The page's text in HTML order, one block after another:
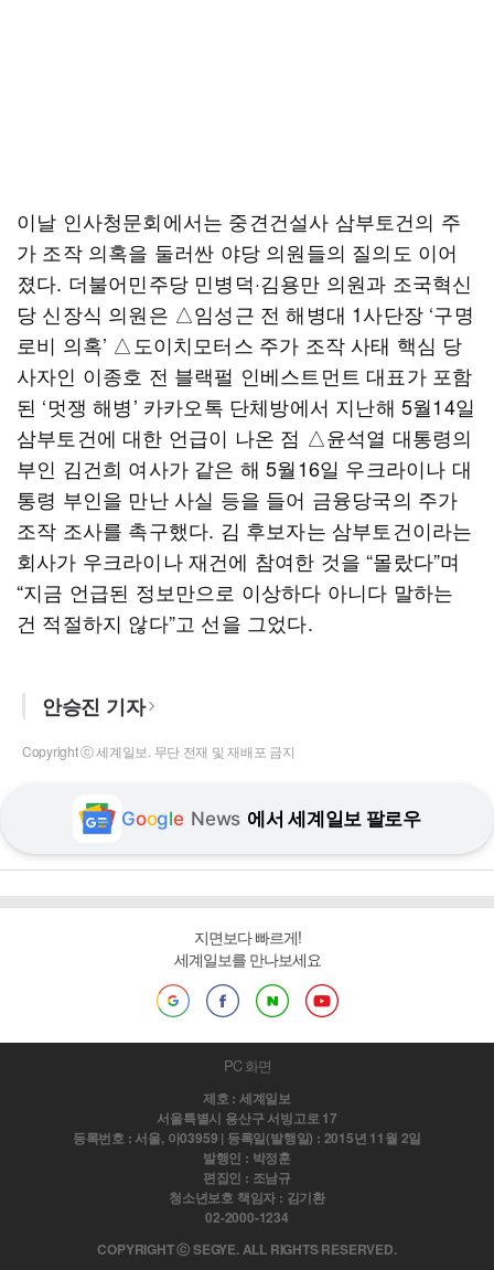
이날 인사청문회에서는 중견건설사 삼부토건의 주
가 조작 의혹을 둘러싼 야당 의원들의 질의도 이어
졌다. 더불어민주당 민병덕·김용만 의원과 조국혁신
당 신장식 의원은 △임성근 전 해병대 1사단장 ‘구명
로비 의혹’ △도이치모터스 주가 조작 사태 핵심 당
사자인 이종호 전 블랙펄 인베스트먼트 대표가 포함
된 ‘멋쟁 해병’ 카카오톡 단체방에서 지난해 5월14일
삼부토건에 대한 언급이 나온 점 △윤석열 대통령의
부인 김건희 여사가 같은 해 5월16일 우크라이나 대
통령 부인을 만난 사실 등을 들어 금융당국의 주가
조작 조사를 촉구했다. 김 후보자는 삼부토건이라는
회사가 우크라이나 재건에 참여한 것을 “몰랐다”며
“지금 언급된 정보만으로 이상하다 아니다 말하는
건 적절하지 않다”고 선을 그었다.
안승진 기자
Copyright ⓒ 세계일보. 무단 전재 및 재배포 금지
Google News 에서 세계일보 팔로우
지면보다 빠르게!
세계일보를 만나보세요
PC 화면
제호 : 세계일보
서울특별시 용산구 서빙고로 17
등록번호 : 서울, 아03959 | 등록일(발행일) : 2015년 11월 2일
발행인 : 박정훈
편집인 : 조남규
청소년보호 책임자 : 김기환
02-2000-1234
COPYRIGHT ⓒ SEGYE. ALL RIGHTS RESERVED.